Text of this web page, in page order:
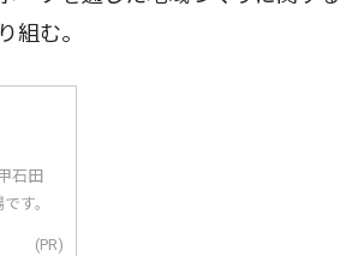
組む。
石田
す。
(PR)